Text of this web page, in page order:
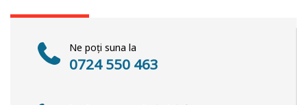
Ne poți suna la
0724 550 463